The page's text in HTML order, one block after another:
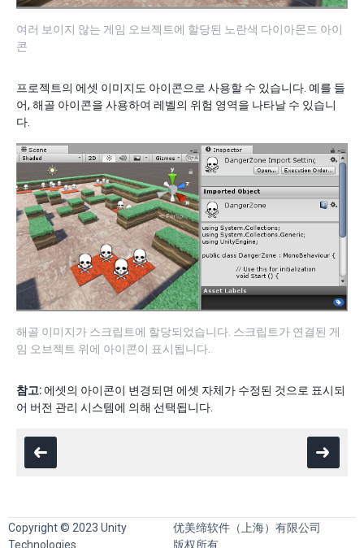
여러 보이지 않는 게임 오브젝트에 할당된 노란색 다이아몬드 아이
콘
프로젝트의 에셋 이미지도 아이콘으로 사용할 수 있습니다. 예를 들
어, 해골 아이콘을 사용하여 레벨의 위험 영역을 나타날 수 있습니
다.
해골 이미지가 스크립트에 할당되었습니다. 스크립트가 연결된 게
임 오브젝트 위에 아이콘이 표시됩니다.
참고:에셋의 아이콘이 변경되면 에셋 자체가 수정된 것으로 표시되
어 버전 관리 시스템에 의해 선택됩니다.
Copyright © 2023 Unity
Technologies
优美缔软件（上海）有限公司
版权所有